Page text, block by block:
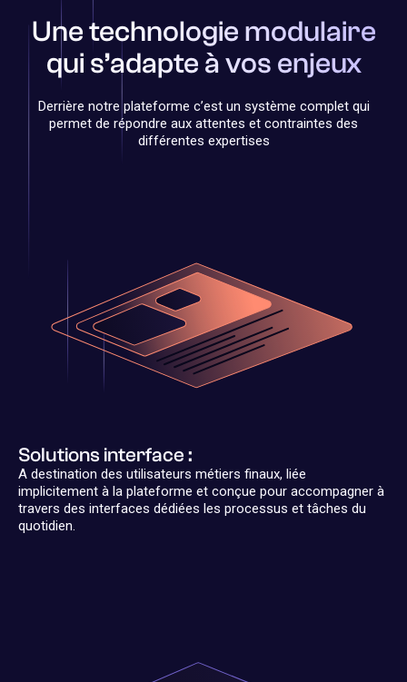
Une technologie modulaire
qui s’adapte à vos enjeux
Derrière notre plateforme c’est un système complet qui
permet de répondre aux attentes et contraintes des
différentes expertises
Solutions interface :
A destination des utilisateurs métiers finaux, liée
implicitement à la plateforme et conçue pour accompagner à
travers des interfaces dédiées les processus et tâches du
quotidien.